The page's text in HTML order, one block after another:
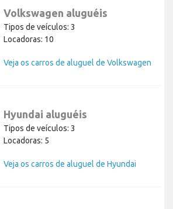
Volkswagen aluguéis
Tipos de veículos: 3
Locadoras: 10
Veja os carros de aluguel de Volkswagen
Hyundai aluguéis
Tipos de veículos: 3
Locadoras: 5
Veja os carros de aluguel de Hyundai